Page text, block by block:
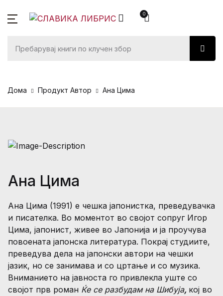
0
SHOP BY CATEGORY
Автори
Преведувачи
Корисничка сметка
Најави се
Регистрација
Вашата кошничка (0)
Дома Продукт Автор Ана Цима
Ана Цима
Ана Цима (1991) е чешка јапонистка, преведувачка
и писателка. Во моментот во својот сопруг Игор
Цима, јапонист, живее во Јапонија и ја проучува
повоената јапонска литература. Покрај студиите,
преведува дела на јапонски автори на чешки
јазик, но се занимава и со цртање и со музика.
Вниманието на јавноста го привлекла уште со
својот прв роман Ќе се разбудам на Шибуја, кој во